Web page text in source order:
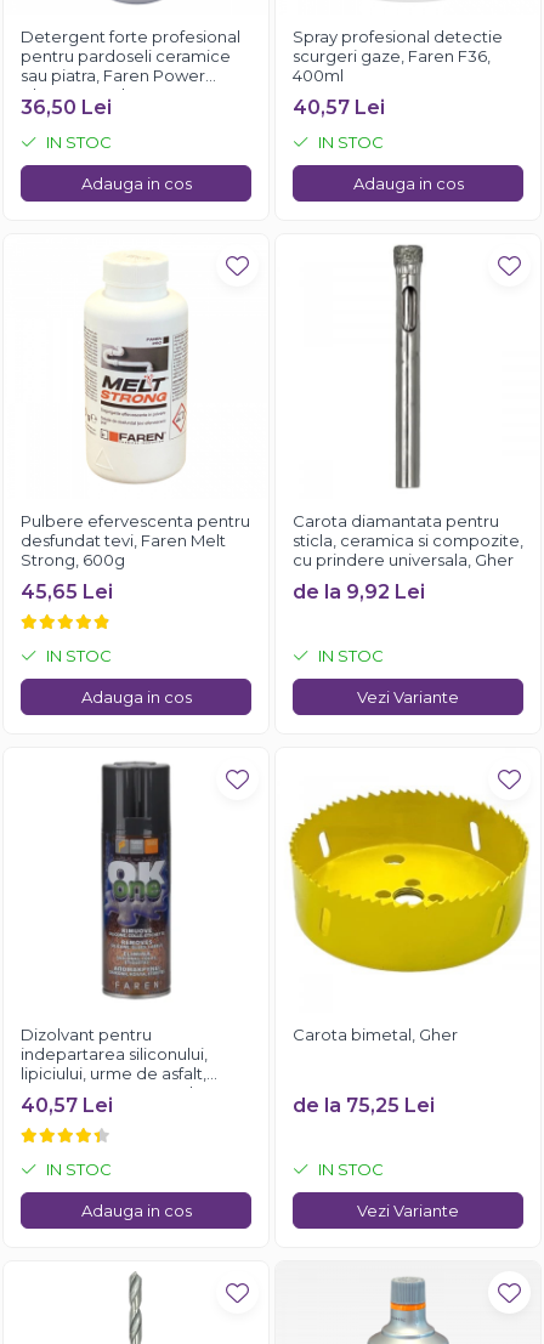
Detergent forte profesional
pentru pardoseli ceramice
sau piatra, Faren Power
Clean, 750 ml
36,50 Lei
IN STOC
Adauga in cos
Spray profesional detectie
scurgeri gaze, Faren F36,
400ml
40,57 Lei
IN STOC
Adauga in cos
Pulbere efervescenta pentru
desfundat tevi, Faren Melt
Strong, 600g
45,65 Lei
IN STOC
Adauga in cos
Carota diamantata pentru
sticla, ceramica si compozite,
cu prindere universala, Gher
de la 9,92 Lei
IN STOC
Vezi Variante
Dizolvant pentru
indepartarea siliconului,
lipiciului, urme de asfalt,
Faren OK ONE, 200ml
40,57 Lei
IN STOC
Adauga in cos
Carota bimetal, Gher
de la 75,25 Lei
IN STOC
Vezi Variante